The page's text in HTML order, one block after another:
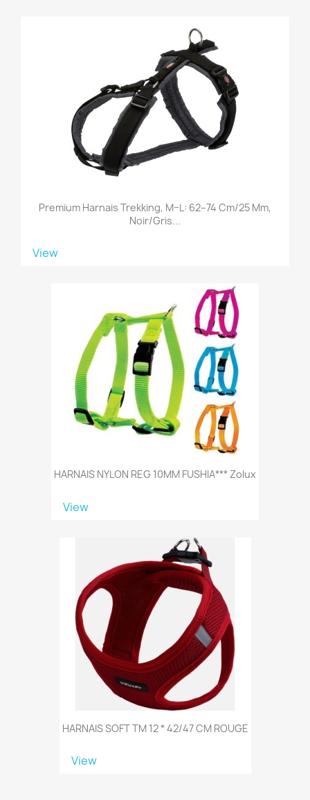
Premium Harnais Trekking, M–L: 62–74 Cm/25 Mm,
Noir/gris...
View
HARNAIS NYLON REG 10MM FUSHIA*** Zolux
View
HARNAIS SOFT TM 12 * 42/47 CM ROUGE
View